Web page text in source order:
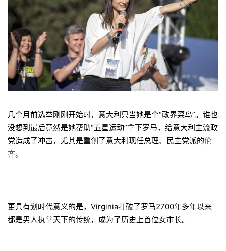
几个月前选举刚刚开始时，意大利只当她是个“政界菜鸟”。谁也
没想到最后竟然是她帮助“五星运动”拿下罗马，给意大利主流政
党造成了冲击，尤其是重创了意大利现任总理、民主党派的伦
齐。
更具有划时代意义的是，Virginia打破了罗马2700年多年以来
都是男人执掌天下的传统，成为了历史上首位女市长。